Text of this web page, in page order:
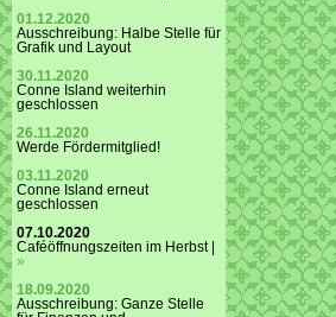
01.12.2020
Ausschreibung: Halbe Stelle für
Grafik und Layout
30.11.2020
Conne Island weiterhin
geschlossen
26.11.2020
Werde Fördermitglied!
03.11.2020
Conne Island erneut
geschlossen
07.10.2020
Caféöffnungszeiten im Herbst |
»
18.09.2020
Ausschreibung: Ganze Stelle